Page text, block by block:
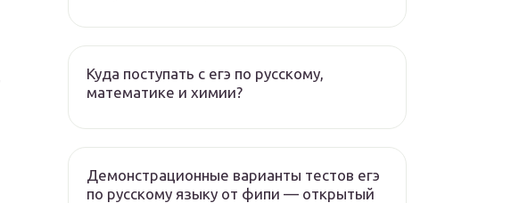
Куда поступать с егэ по русскому,
математике и химии?
Демонстрационные варианты тестов егэ
по русскому языку от фипи — открытый